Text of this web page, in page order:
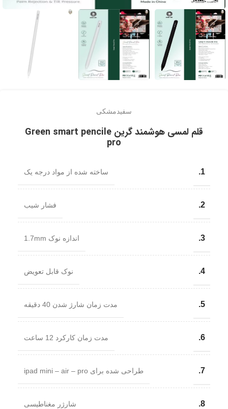
سفیدمشکی
قلم لمسی هوشمند گرین Green smart pencile
pro
1. ساخته شده از مواد درجه یک
2. فشار شیب
3. اندازه نوک 1.7mm
4. نوک قابل تعویض
5. مدت زمان شارژ شدن 40 دقیقه
6. مدت زمان کارکرد 12 ساعت
7. طراحی شده برای ipad mini – air – pro
8. شارژر مغناطیسی